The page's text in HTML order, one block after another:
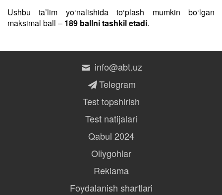
Ushbu taʼlim yo‘nalishida to‘plash mumkin bo‘lgan
maksimal ball – 189 ballni tashkil etadi.
info@abt.uz
Telegram
Test topshirish
Test natijalari
Qabul 2024
Oliygohlar
Reklama
Foydalanish shartlari